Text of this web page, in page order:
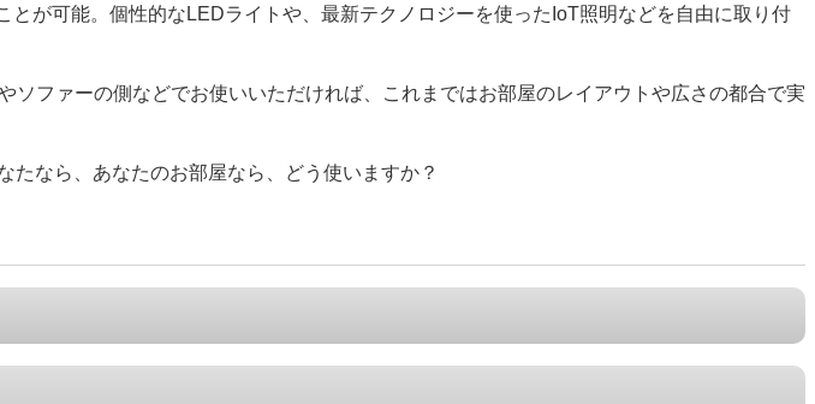
が可能。個性的なLEDライトや、最新テクノロジーを使ったIoT照明などを自由に取り付
ファーの側などでお使いいただければ、これまではお部屋のレイアウトや広さの都合で実
たなら、あなたのお部屋なら、どう使いますか？